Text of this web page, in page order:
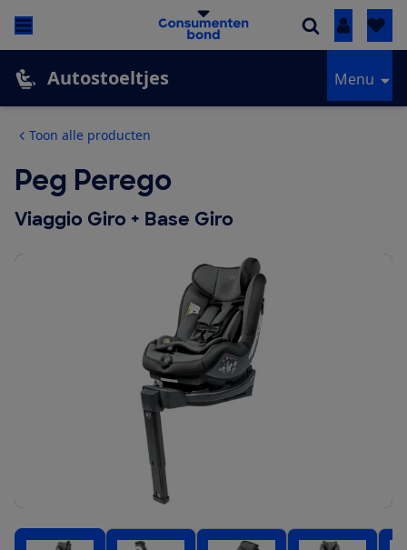
Inloggen
Autostoeltjes Menu
Toon alle producten
Peg Perego
Viaggio Giro + Base Giro